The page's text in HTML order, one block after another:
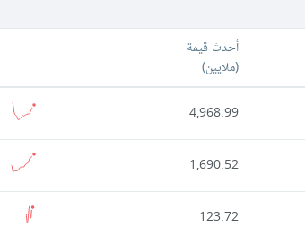
أحدث قيمة
(ملايين)
4,968.99
1,690.52
123.72